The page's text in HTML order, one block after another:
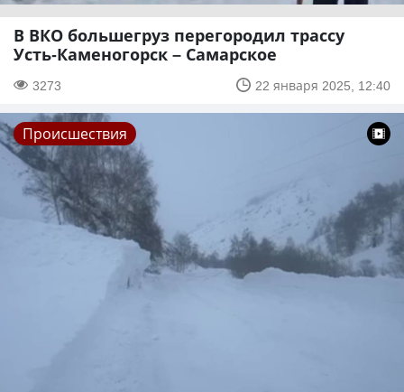
В ВКО большегруз перегородил трассу
Усть-Каменогорск – Самарское
3273 22 января 2025, 12:40
Происшествия